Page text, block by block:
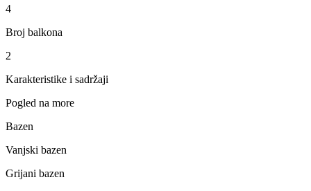
4
Broj balkona
2
Karakteristike i sadržaji
Pogled na more
Bazen
Vanjski bazen
Grijani bazen